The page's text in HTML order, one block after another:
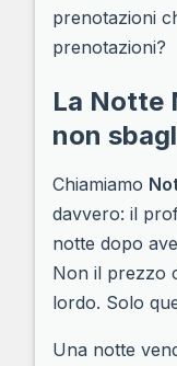
prenotazioni
prenotazioni?
La Notte
non
Chiamiamo
davvero: il
notte dopo
Non il prezzo
lordo. Solo
Una notte